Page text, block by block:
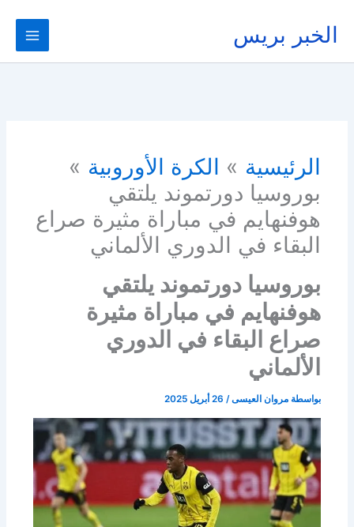
المحتوى
الخبر بريس
الرئيسية
الكرة الأوروبية
بوروسيا دورتموند يلتقي
هوفنهايم في مباراة مثيرة صراع
البقاء في الدوري الألماني
بوروسيا دورتموند يلتقي
هوفنهايم في مباراة مثيرة
صراع البقاء في الدوري
الألماني
بواسطة مروان العيسى/ 26 أبريل 2025